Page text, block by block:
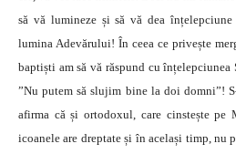
să vă lumineze și să vă dea
lumina Adevărului! În ceea ce privește
baptiști am să vă răspund cu
”Nu putem să slujim bine la doi domni”!
afirma că și ortodoxul, care cinstește pe
icoanele are dreptate și în același timp, nu